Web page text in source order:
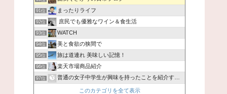
91位 まったりライフ
92位 庶民でも優雅なワイン＆食生活
93位 WATCH
94位 美と食欲の狭間で
95位 旅は道連れ 美味しい記憶！
96位 楽天市場商品紹介
97位 普通の女子中学生が興味を持ったことを紹介するブログ
このカテゴリを全て表示